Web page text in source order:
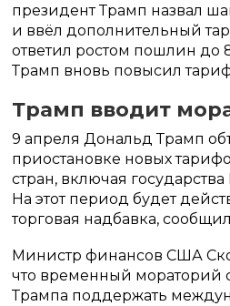
президент Трамп назвал
и ввёл дополнительный
ответил ростом пошлин до
Трамп вновь повысил
Трамп вводит
9 апреля Дональд Трамп
приостановке новых
стран, включая государства
На этот период будет
торговая надбавка,
Министр финансов США
что временный мораторий
Трампа поддержать